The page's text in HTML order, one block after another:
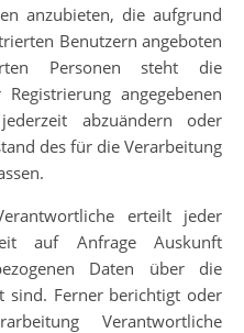
anzubieten, die aufgrund
Benutzern angeboten
Personen steht die
angegebenen
abzuändern oder
des für die Verarbeitung
erteilt jeder
auf Anfrage Auskunft
Daten über die
sind. Ferner berichtigt oder
Verantwortliche